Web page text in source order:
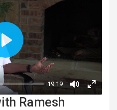
Ramesh